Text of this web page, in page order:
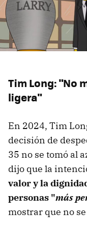
Tim Long: "No
ligera"
En 2024, Tim
decisión de
35 no se tomó al
dijo que la
valor y la
personas "más
mostrar que no